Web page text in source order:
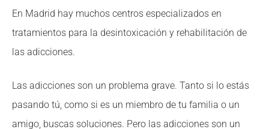
En Madrid hay muchos centros especializados en
tratamientos para la desintoxicación y rehabilitación de
las adicciones.
Las adicciones son un problema grave. Tanto si lo estás
pasando tú, como si es un miembro de tu familia o un
amigo, buscas soluciones. Pero las adicciones son un